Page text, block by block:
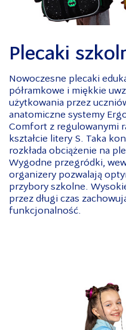
Plecaki
Nowoczesne plecaki
półramkowe i miękkie
użytkowania przez
anatomiczne systemy
Comfort z regulowanymi
kształcie litery S. Taka
rozkłada obciążenie na
Wygodne przegródki,
organizery pozwalają
przybory szkolne.
przez długi czas
funkcjonalność.